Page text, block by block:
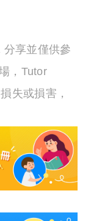
享並僅供參
，Tutor
失或損害，